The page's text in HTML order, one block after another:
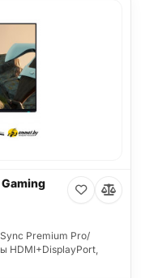
Premium Pro/
HDMI+DisplayPort,